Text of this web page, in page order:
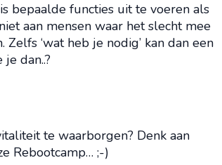
bepaalde functies uit te voeren als
aan mensen waar het slecht mee
‘wat heb je nodig’ kan dan een
dan..?
te waarborgen? Denk aan
Rebootcamp… ;-)